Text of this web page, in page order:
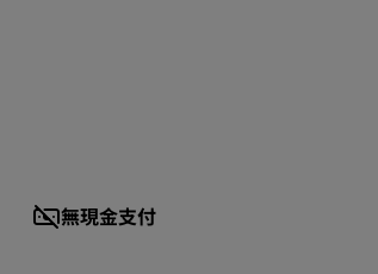
無現金支付